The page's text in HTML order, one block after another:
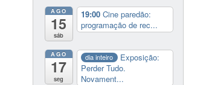
AGO
15
sáb
19:00 Cine paredão:
programação de rec...
AGO
17
seg
dia inteiro
Exposição:
Perder Tudo.
Novament...